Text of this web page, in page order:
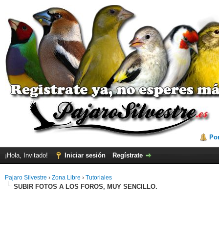
¡Hola, Invitado! Iniciar sesión Regístrate
Pajaro Silvestre › Zona Libre › Tutoriales
SUBIR FOTOS A LOS FOROS, MUY SENCILLO.